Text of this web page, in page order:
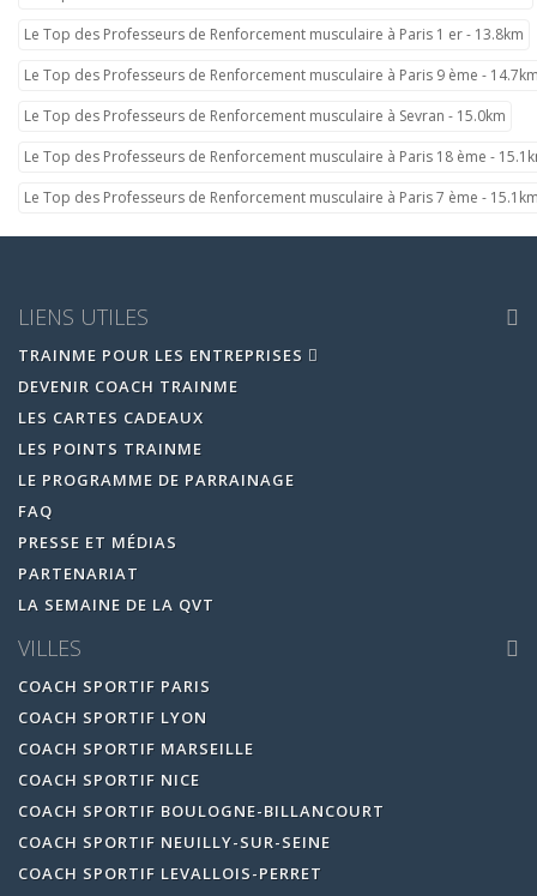
Le Top des Professeurs de Renforcement musculaire à Paris 1 er - 13.8km
Le Top des Professeurs de Renforcement musculaire à Paris 9 ème -
Le Top des Professeurs de Renforcement musculaire à Sevran - 15.0km
Le Top des Professeurs de Renforcement musculaire à Paris 18 ème -
Le Top des Professeurs de Renforcement musculaire à Paris 7 ème -
LIENS UTILES
TRAINME POUR LES ENTREPRISES
DEVENIR COACH TRAINME
LES CARTES CADEAUX
LES POINTS TRAINME
LE PROGRAMME DE PARRAINAGE
FAQ
PRESSE ET MÉDIAS
PARTENARIAT
LA SEMAINE DE LA QVT
VILLES
COACH SPORTIF PARIS
COACH SPORTIF LYON
COACH SPORTIF MARSEILLE
COACH SPORTIF NICE
COACH SPORTIF BOULOGNE-BILLANCOURT
COACH SPORTIF NEUILLY-SUR-SEINE
COACH SPORTIF LEVALLOIS-PERRET